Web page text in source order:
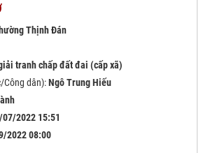
Thịnh Đán
tranh chấp đất đai (cấp xã)
Công dân):Ngô Trung Hiếu
07/2022 15:51
2022 08:00